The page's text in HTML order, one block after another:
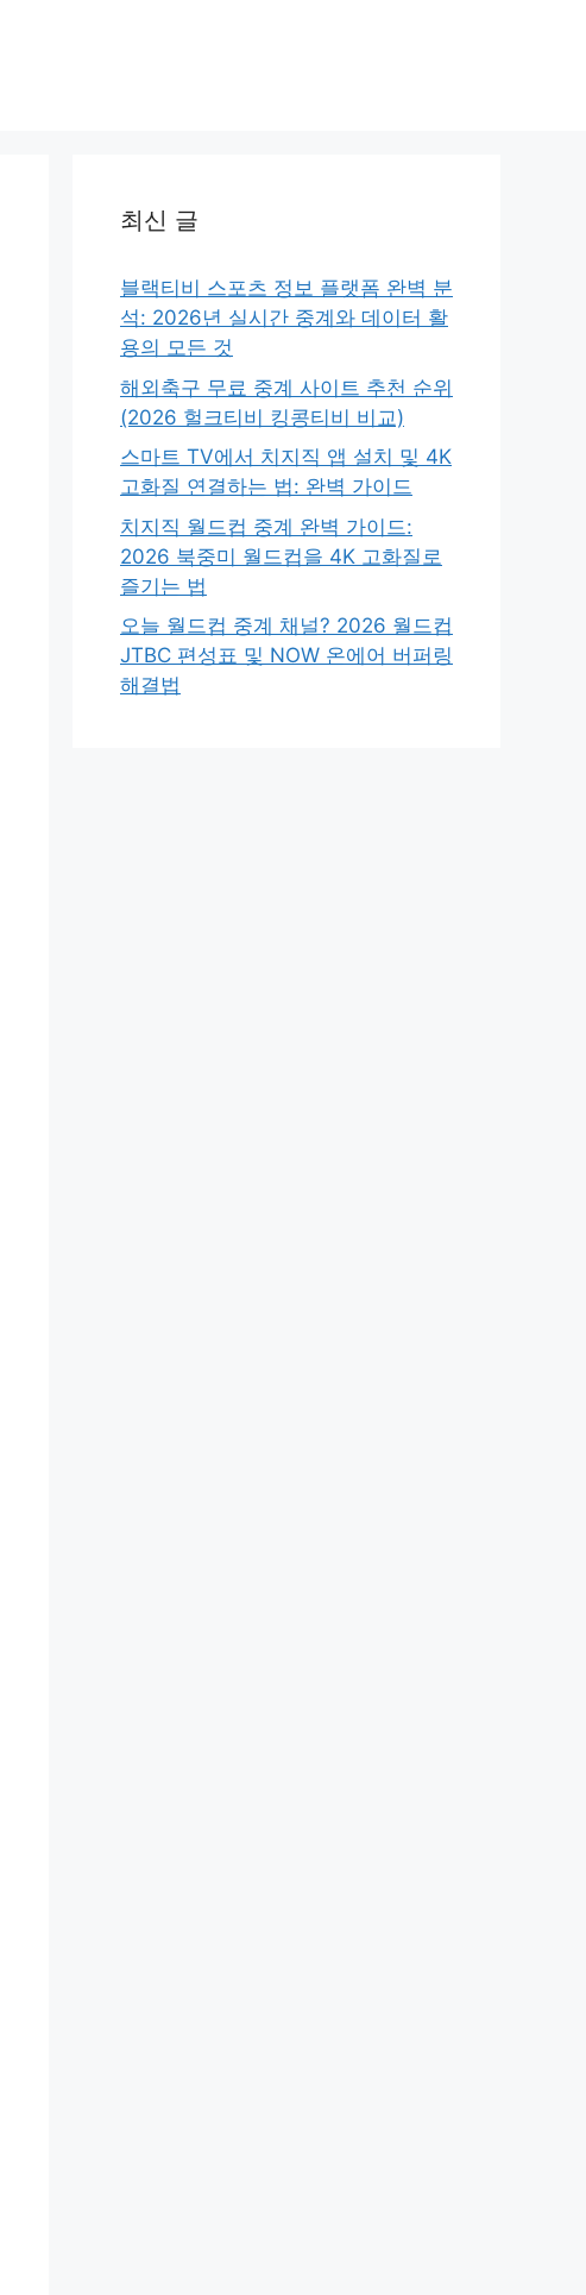
최신 글
블랙티비 스포츠 정보 플랫폼 완벽 분
석: 2026년 실시간 중계와 데이터 활
용의 모든 것
해외축구 무료 중계 사이트 추천 순위
(2026 헐크티비 킹콩티비 비교)
스마트 TV에서 치지직 앱 설치 및 4K
고화질 연결하는 법: 완벽 가이드
치지직 월드컵 중계 완벽 가이드:
2026 북중미 월드컵을 4K 고화질로
즐기는 법
오늘 월드컵 중계 채널? 2026 월드컵
JTBC 편성표 및 NOW 온에어 버퍼링
해결법